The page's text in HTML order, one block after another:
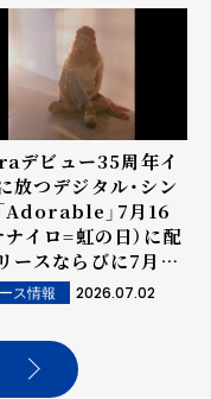
デビュー35周年イ
放つデジタル・シン
Adorable」7月16
ナイロ=虹の日）に配
ースならびに7月
Cover
に決定！11月には
スト・アルバム
」の初アナログ化
ス情報 2026.07.02